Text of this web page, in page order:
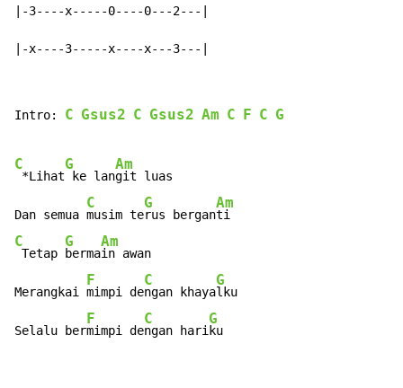
|-3----x-----0----0---2---|
|-x----3-----x----x---3---|
Intro: C Gsus2 C Gsus2 Am C F C G
C
*Lihat
G
ke lan
Am
git luas
Dan semua
C
musim te
G
rus bergan
Am
C
Tetap
G
berma
Am
in awan
Merangkai
F
mimpi de
C
ngan khaya
G
lku
Selalu ber
F
mimpi de
C
ngan hari
G
ku